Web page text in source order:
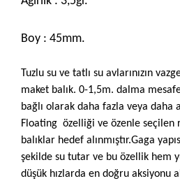
Boy : 45mm.
Tuzlu su ve tatlı su avlarınızın
maket balık. 0-1,5m. dalma
bağlı olarak daha fazla veya daha
Floating özelliği ve özenle seçilen
balıklar hedef alınmıştır.Gaga
şekilde su tutar ve bu özellik hem
düşük hızlarda en doğru aksiyonu